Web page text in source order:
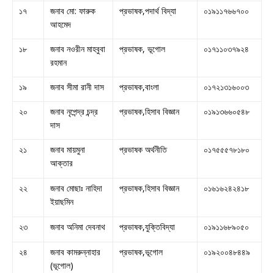
১৭
জনাব মো: ফারুক
আহমেদ
প্রভাষক,পদার্থ বিদ্যা ০১৯১১৭৬৬৭০০
১৮
জনাব নওরীন মাহবুবা
রহমান
প্রভাষক, ভূগোল ০১৭১১০৩৭৯২৪
১৯ জনাব সীমা রানী দাস প্রভাষক,বাংলা ০১৭২১৩১৬০০৩
২০
জনাব নৃপেন্দ্র চন্দ্র
দাস
প্রভাষক,হিসাব বিজ্ঞান ০১৯১৩৬৬০৫৪৮
২১
জনাব মায়মুনা
আক্তার
প্রভাষক অর্থনীতি ০১৭৫৫৫৭৮১৮০
২২
জনাব মোছাঃ নাহিদা
ইয়াছমিন
প্রভাষক,হিসাব বিজ্ঞান ০১৬১৬২৪২৪১৮
২৩ জনাব অনিমা দেবনাথ প্রভাষক,যুক্তিবিদ্যা ০১৯১১৬৮৯০৫০
২৪
জনাব কামরুন্নাহার
(ভূগোল)
প্রভাষক,ভূগোল ০১৯২০০৪৮৪৪৯